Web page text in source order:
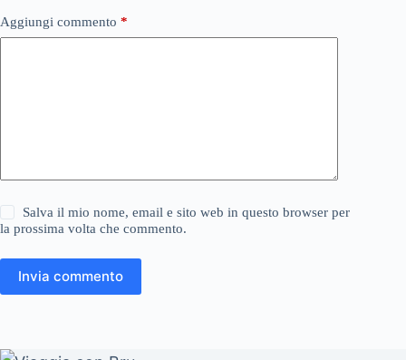
Aggiungi commento *
Salva il mio nome, email e sito web in questo browser per
la prossima volta che commento.
Invia commento